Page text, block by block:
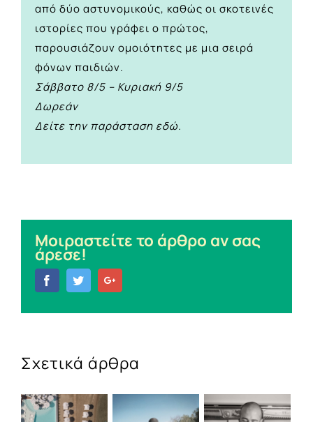
από δύο αστυνομικούς, καθώς οι σκοτεινές
ιστορίες που γράφει ο πρώτος,
παρουσιάζουν ομοιότητες με μια σειρά
φόνων παιδιών.
Σάββατο 8/5 – Κυριακή 9/5
Δωρεάν
Δείτε την παράσταση εδώ.
Μοιραστείτε το άρθρο αν σας
άρεσε!
FacebookTwitter
Σχετικά άρθρα